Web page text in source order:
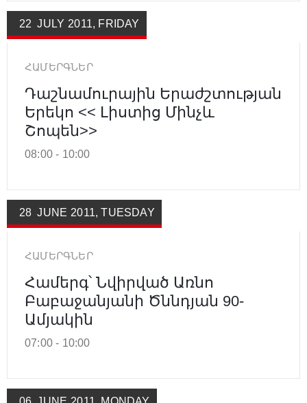
22 JULY 2011, FRIDAY
ՀԱՄԵՐԳՆԵՐ
Դաշնամուրային Երաժշտության
Երեկո << Լիստից Մինչև
Շոպեն>>
08:00 - 10:00
28 JUNE 2011,TUESDAY
ՀԱՄԵՐԳՆԵՐ
Համերգ՝ Նվիրված Առնո
Բաբաջանյանի Ծննդյան 90-
Ամյակին
07:00 - 10:00